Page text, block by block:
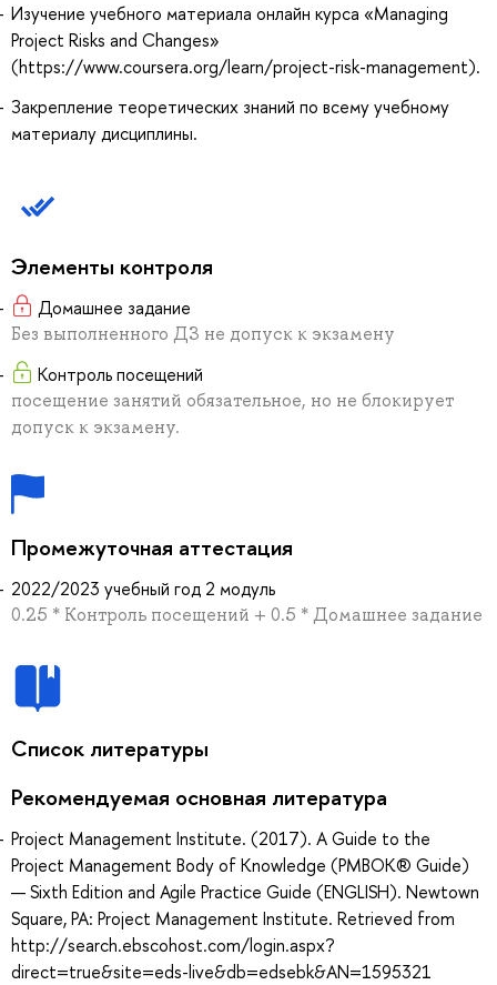
Изучение учебного материала онлайн курса «Managing
Project Risks and Changes»
(https://www.coursera.org/learn/project-risk-management).
Закрепление теоретических знаний по всему учебному
материалу дисциплины.
Элементы контроля
Домашнее задание
Без выполненного ДЗ не допуск к экзамену
Контроль посещений
посещение занятий обязательное, но не блокирует
допуск к экзамену.
Промежуточная аттестация
2022/2023 учебный год 2 модуль
0.25 * Контроль посещений + 0.5 * Домашнее задание
Список литературы
Рекомендуемая основная литература
Project Management Institute. (2017). A Guide to the
Project Management Body of Knowledge (PMBOK® Guide)
— Sixth Edition and Agile Practice Guide (ENGLISH). Newtown
Square, PA: Project Management Institute. Retrieved from
http://search.ebscohost.com/login.aspx?
direct=true&site=eds-live&db=edsebk&AN=1595321